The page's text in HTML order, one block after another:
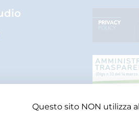
Questo sito NON utilizza